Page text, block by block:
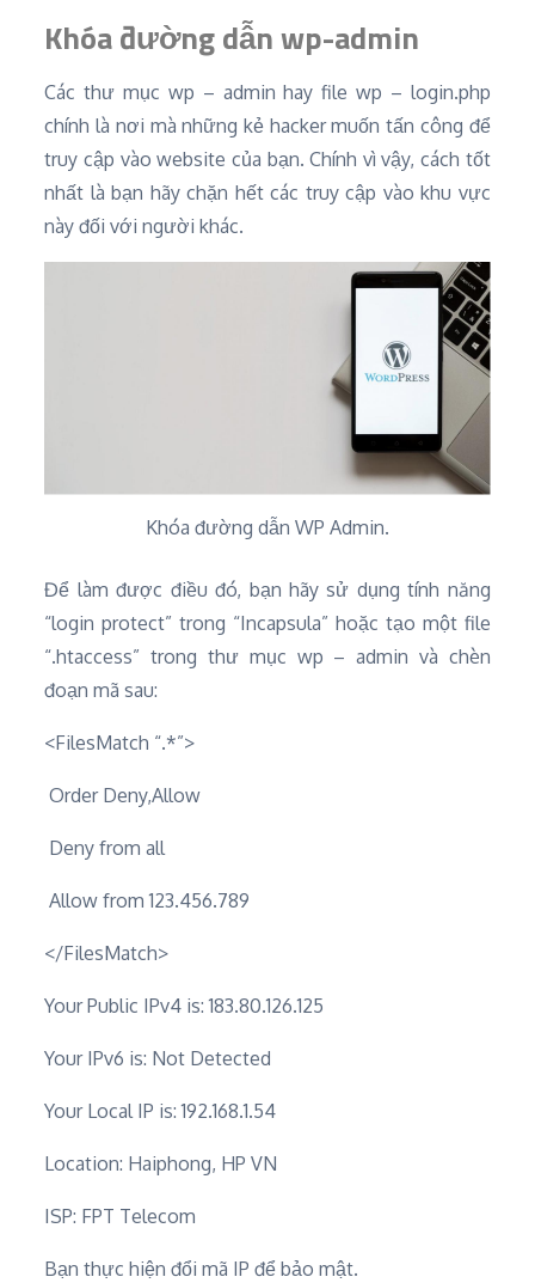
Khóa đường dẫn wp-admin
Các thư mục wp – admin hay file wp – login.php
chính là nơi mà những kẻ hacker muốn tấn công để
truy cập vào website của bạn. Chính vì vậy, cách tốt
nhất là bạn hãy chặn hết các truy cập vào khu vực
này đối với người khác.
Khóa đường dẫn WP Admin.
Để làm được điều đó, bạn hãy sử dụng tính năng
“login protect” trong “Incapsula” hoặc tạo một file
“.htaccess” trong thư mục wp – admin và chèn
đoạn mã sau:
<FilesMatch “.*”>
Order Deny,Allow
Deny from all
Allow from 123.456.789
</FilesMatch>
Your Public IPv4 is: 183.80.126.125
Your IPv6 is: Not Detected
Your Local IP is: 192.168.1.54
Location: Haiphong, HP VN
ISP: FPT Telecom
Bạn thực hiện đổi mã IP để bảo mật.